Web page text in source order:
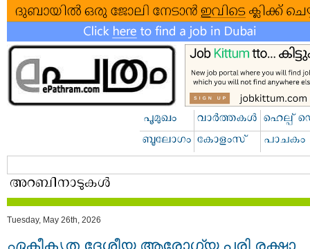
Tuesday, May 26th, 2026
ഏകീകൃത ദേശീയ ആരോഗ്യ പരി രക്ഷാ